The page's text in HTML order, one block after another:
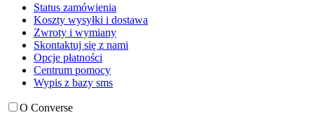
Status zamówienia
Koszty wysyłki i dostawa
Zwroty i wymiany
Skontaktuj się z nami
Opcje płatności
Centrum pomocy
Wypis z bazy sms
O Converse